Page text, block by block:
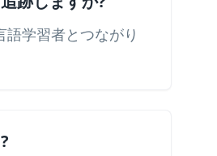
語学習者とつながり